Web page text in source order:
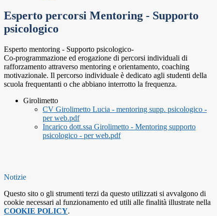
Esperto percorsi Mentoring - Supporto
psicologico
Esperto mentoring - Supporto psicologico-
Co-programmazione ed erogazione di percorsi individuali di
rafforzamento attraverso mentoring e orientamento, coaching
motivazionale. Il percorso individuale è dedicato agli studenti della
scuola frequentanti o che abbiano interrotto la frequenza.
Girolimetto
CV Girolimetto Lucia - mentoring supp. psicologico -
per web.pdf
Incarico dott.ssa Girolimetto - Mentoring supporto
psicologico - per web.pdf
Notizie
Questo sito o gli strumenti terzi da questo utilizzati si avvalgono di
cookie necessari al funzionamento ed utili alle finalità illustrate nella
COOKIE POLICY.